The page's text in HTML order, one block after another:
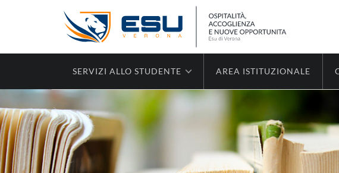
SERVIZI ALLO STUDENTE AREA ISTITUZIONALE